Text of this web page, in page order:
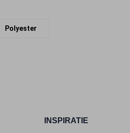
Polyester
INSPIRATIE